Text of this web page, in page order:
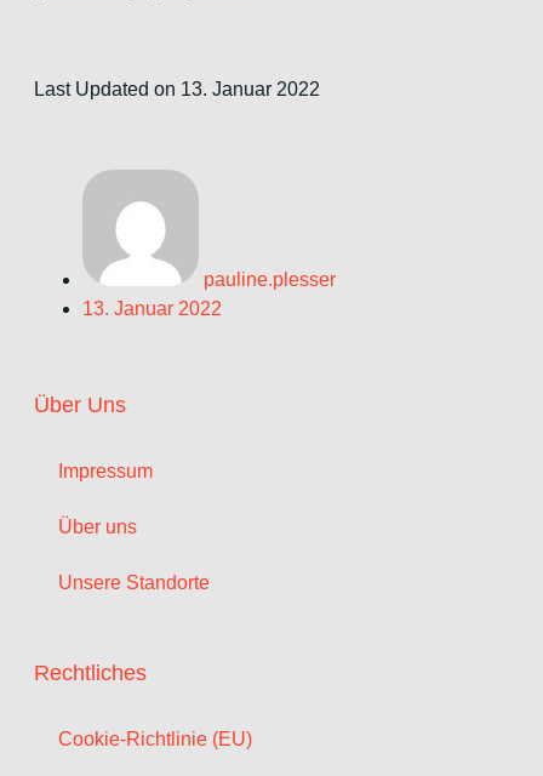
Last Updated on 13. Januar 2022
pauline.plesser
13. Januar 2022
Über Uns
Impressum
Über uns
Unsere Standorte
Rechtliches
Cookie-Richtlinie (EU)